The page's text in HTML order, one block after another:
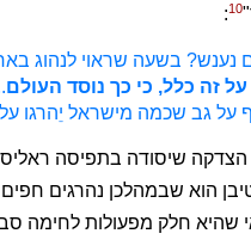
10
:
נענש? בשעה שראוי לנהוג
על זה כלל, כי כך נוסד העולם
על גב שכמה מישראל יֵהרגו על
הצדקה שיסודה בתפיסה
הוא שבמהלכן נהרגים
שהיא חלק מפעולות לחימה